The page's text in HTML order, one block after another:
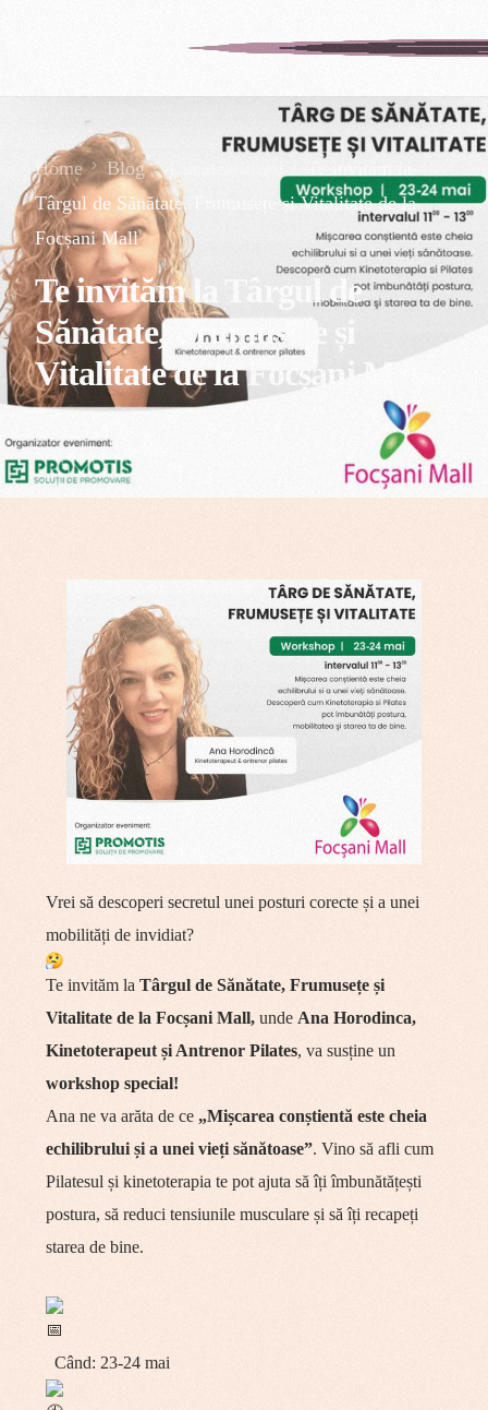
Home Blog
Târgul de Sănătate, Frumusețe și Vitalitate de la
Focșani Mall
Te invităm la Târgul de
Sănătate, Frumusețe și
Vitalitate de la Focșani Mall
Vrei să descoperi secretul unei posturi corecte și a unei
mobilități de invidiat?
Te invităm laTârgul de Sănătate, Frumusețe și
Vitalitate de la Focșani Mall, unde Ana Horodinca,
Kinetoterapeut și Antrenor Pilates, va susține un
workshop special!
Ana ne va arăta de ce „Mișcarea conștientă este cheia
echilibrului și a unei vieți sănătoase”. Vino să afli cum
Pilatesul și kinetoterapia te pot ajuta să îți îmbunătățești
postura, să reduci tensiunile musculare și să îți recapeți
starea de bine.
Când: 23-24 mai